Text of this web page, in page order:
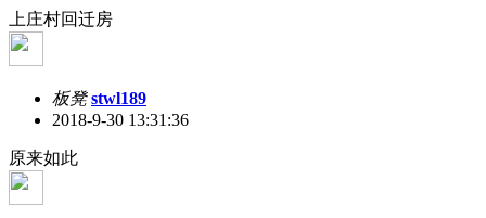
上庄村回迁房
板凳 stwl189
2018-9-30 13:31:36
原来如此